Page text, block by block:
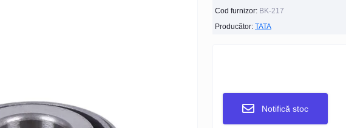
Cod furnizor: BK-217
Producător: TATA
Notifică stoc